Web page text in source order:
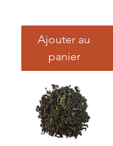
Ajouter au
panier